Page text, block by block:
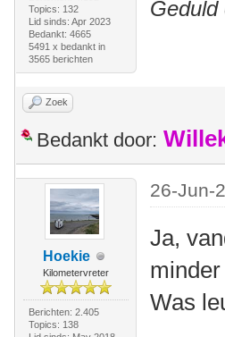
Topics: 132
Lid sinds: Apr 2023
Bedankt: 4665
5491 x bedankt in
3565 berichten
Geduld
Zoek
Bedankt door:
Hoekie
Kilometervreter
Berichten: 2.405
Topics: 138
26-Jun-
Ja,
Was